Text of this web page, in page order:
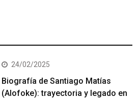
24/02/2025
Biografía de Santiago Matías
(Alofoke): trayectoria y legado en